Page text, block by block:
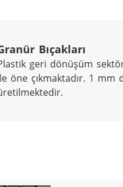
Bıçakları
geri dönüşüm
öne çıkmaktadır. 1 mm